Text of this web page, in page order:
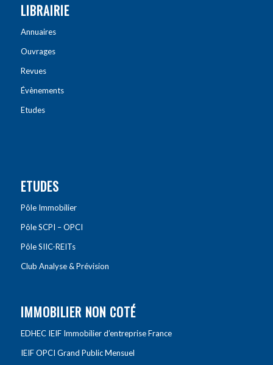
LIBRAIRIE
Annuaires
Ouvrages
Revues
Évènements
Etudes
ETUDES
Pôle Immobilier
Pôle SCPI – OPCI
Pôle SIIC-REITs
Club Analyse & Prévision
IMMOBILIER NON COTÉ
EDHEC IEIF Immobilier d’entreprise France
IEIF OPCI Grand Public Mensuel